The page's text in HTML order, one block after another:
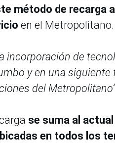
método de recarga
en el Metropolitano.
incorporación de
y en una
del Metropolitano”
se suma al
en todos los